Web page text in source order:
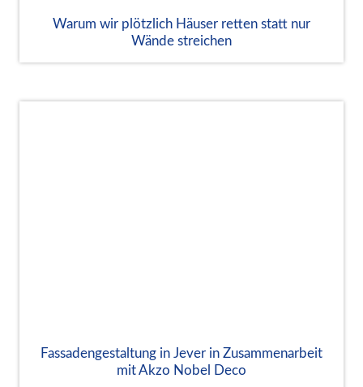
Warum wir plötzlich Häuser retten statt nur
Wände streichen
Fassadengestaltung in Jever in Zusammenarbeit
mit Akzo Nobel Deco